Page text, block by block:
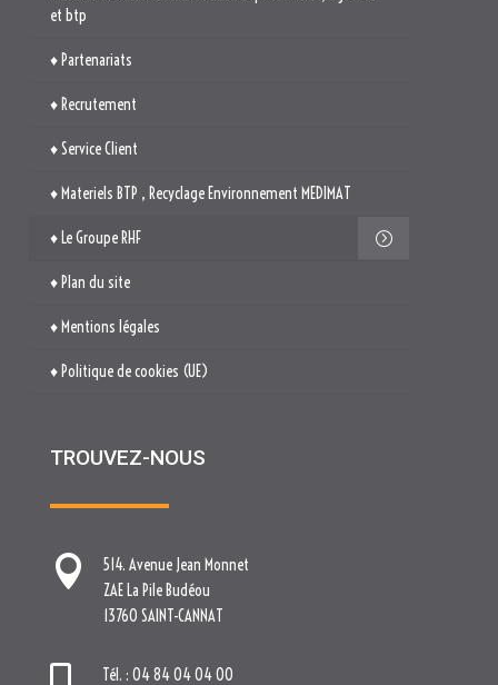
♦ Materiels BTP , Recyclage Environnement MEDIMAT
♦ Le Groupe RHF
♦ Plan du site
♦ Mentions légales
♦ Politique de cookies (UE)
TROUVEZ-NOUS

514. Avenue Jean Monnet

 contact[at]nova-groupe.fr